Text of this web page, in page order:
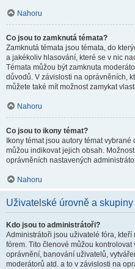
Nahoru
Co jsou to zamknutá témata?
Zamknutá témata jsou témata, do
a jakékoliv hlasování, které se v nic
Témata můžou být zamknuta
důvodů. V závislosti na oprávněních,
můžete také mít možnost zamykat
Nahoru
Co jsou to ikony témat?
Ikony témat jsou autory témat
můžou indikovat jejich obsah.
oprávněních nastavených
Nahoru
Uživatelské úrovně a skupiny
Kdo jsou to administrátoři?
Administrátoři jsou uživatelé fóra,
fórem. Tito členové můžou
oprávnění, banování uživatelů,
moderátorů atd. a to v závislosti na